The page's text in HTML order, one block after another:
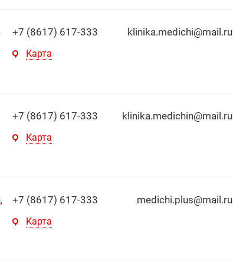
+7 (8617) 617-333 klinika.medichi@mail.ru
Карта
+7 (8617) 617-333 klinika.medichin@mail.ru
Карта
+7 (8617) 617-333 medichi.plus@mail.ru
Карта